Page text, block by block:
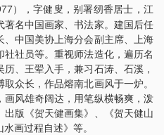
），字健叟，别署纫香居士，江
著名中国画家、书法家。建国后任
、中国美协上海分会副主席、上海
社员等。重视师法造化，遍历名
、王翚入手，兼习石涛、石溪，
众长，作品熔南北画风于一炉。
画风雄奇阔达，用笔纵横畅爽，泼
出版《贺天健画集》、《贺天健山
画过程自述》等。